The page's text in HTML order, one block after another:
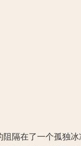
隔在了一个孤独冰